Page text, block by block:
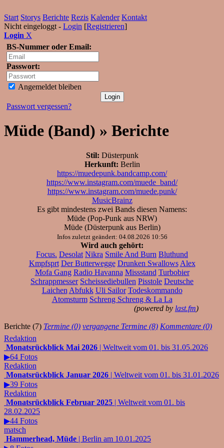
Start Storys Berichte Rezis Kalender Kontakt
Nicht eingeloggt - Login [Registrieren]
Login X
BS-Nummer oder Email:
Passwort:
Angemeldet bleiben
Passwort vergessen?
Müde (Band) » Berichte
Stil: Düsterpunk
Herkunft: Berlin
https://muedepunk.bandcamp.com/
https://www.instagram.com/muede_band/
https://www.instagram.com/muede.punk/
MusicBrainz
Es gibt mindestens zwei Bands diesen Namens:
Müde (Pop-Punk aus NRW)
Müde (Düsterpunk aus Berlin)
Infos zuletzt geändert: 04.08.2026 10:56
Wird auch gehört:
Focus. Desolat Nikra Smile And Burn Bluthund
Kmpfsprt Der Butterwegge Drunken Swallows Alex
Mofa Gang Radio Havanna Missstand Turbobier
Schrappmesser Scheissediebullen Pisstole Deutsche
Laichen Abfukk Uli Sailor Todeskommando
Atomsturm Schreng Schreng & La La
(powered by last.fm)
Berichte (7) Termine (0) vergangene Termine (8) Kommentare (0)
Redaktion
Monatsrückblick Mai 2026 | Weltweit vom 01. bis 31.05.2026
▶64 Fotos
Redaktion
Monatsrückblick Januar 2026 | Weltweit vom 01. bis 31.01.2026
▶39 Fotos
Redaktion
Monatsrückblick Februar 2025 | Weltweit vom 01. bis
28.02.2025
▶44 Fotos
matsch
Hammerhead, Müde | Berlin am 10.01.2025